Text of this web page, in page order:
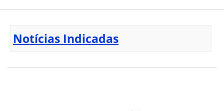
Notícias Indicadas